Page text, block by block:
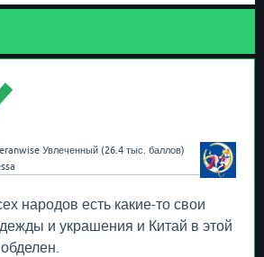
Увлеченный (26.4 тыс. баллов)
народов есть какие-то свои
и украшения и Китай в этой